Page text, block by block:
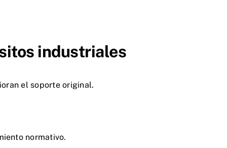
industriales
el soporte original.
normativo.